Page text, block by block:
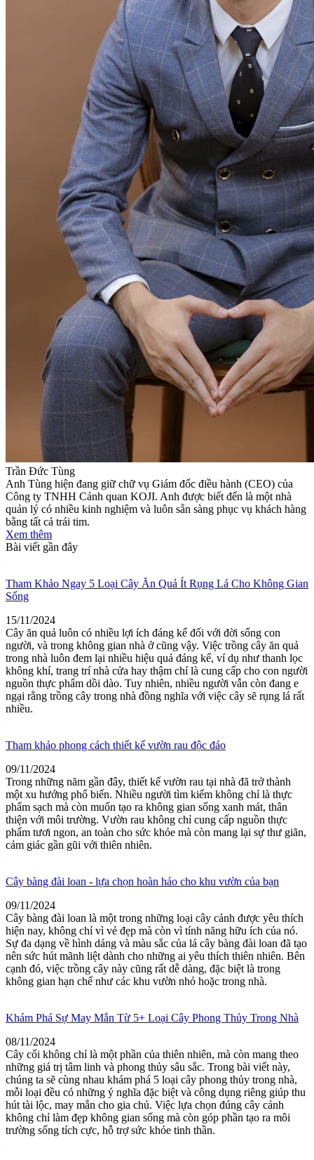
Trần Đức Tùng
Anh Tùng hiện đang giữ chữ vụ Giám đốc điều hành (CEO) của
Công ty TNHH Cảnh quan KOJI. Anh được biết đến là một nhà
quản lý có nhiều kinh nghiệm và luôn sẵn sàng phục vụ khách hàng
bằng tất cả trái tim.
Xem thêm
Bài viết gần đây
Tham Khảo Ngay 5 Loại Cây Ăn Quả Ít Rụng Lá Cho Không Gian
Sống
15/11/2024
Cây ăn quả luôn có nhiều lợi ích đáng kể đối với đời sống con
người, và trong không gian nhà ở cũng vậy. Việc trồng cây ăn quả
trong nhà luôn đem lại nhiều hiệu quả đáng kể, ví dụ như thanh lọc
không khí, trang trí nhà cửa hay thậm chí là cung cấp cho con người
nguồn thực phẩm dồi dào. Tuy nhiên, nhiều người vẫn còn đang e
ngại rằng trồng cây trong nhà đồng nghĩa với việc cây sẽ rụng lá rất
nhiều.
Tham khảo phong cách thiết kế vườn rau độc đáo
09/11/2024
Trong những năm gần đây, thiết kế vườn rau tại nhà đã trở thành
một xu hướng phổ biến. Nhiều người tìm kiếm không chỉ là thực
phẩm sạch mà còn muốn tạo ra không gian sống xanh mát, thân
thiện với môi trường. Vườn rau không chỉ cung cấp nguồn thực
phẩm tươi ngon, an toàn cho sức khỏe mà còn mang lại sự thư giãn,
cảm giác gần gũi với thiên nhiên.
Cây bàng đài loan - lựa chọn hoàn hảo cho khu vườn của bạn
09/11/2024
Cây bàng đài loan là một trong những loại cây cảnh được yêu thích
hiện nay, không chỉ vì vẻ đẹp mà còn vì tính năng hữu ích của nó.
Sự đa dạng về hình dáng và màu sắc của lá cây bàng đài loan đã tạo
nên sức hút mãnh liệt dành cho những ai yêu thích thiên nhiên. Bên
cạnh đó, việc trồng cây này cũng rất dễ dàng, đặc biệt là trong
không gian hạn chế như các khu vườn nhỏ hoặc trong nhà.
Khám Phá Sự May Mắn Từ 5+ Loại Cây Phong Thủy Trong Nhà
08/11/2024
Cây cối không chỉ là một phần của thiên nhiên, mà còn mang theo
những giá trị tâm linh và phong thủy sâu sắc. Trong bài viết này,
chúng ta sẽ cùng nhau khám phá 5 loại cây phong thủy trong nhà,
mỗi loại đều có những ý nghĩa đặc biệt và công dụng riêng giúp thu
hút tài lộc, may mắn cho gia chủ. Việc lựa chọn đúng cây cảnh
không chỉ làm đẹp không gian sống mà còn góp phần tạo ra môi
trường sống tích cực, hỗ trợ sức khỏe tinh thần.